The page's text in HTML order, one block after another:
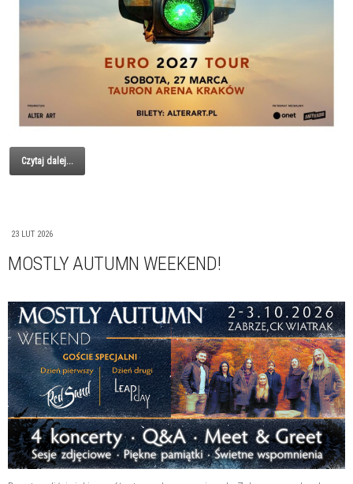
Czytaj dalej...
23 LUT 2026
MOSTLY AUTUMN WEEKEND!